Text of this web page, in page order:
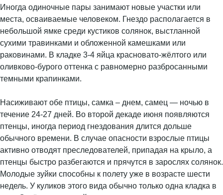
Иногда одиночные пары занимают новые участки или
места, осваиваемые человеком. Гнездо располагается в
небольшой ямке среди кустиков солянок, выстланной
сухими травинками и обложенной камешками или
раковинами. В кладке 3-4 яйца красновато-жёлтого или
оливково-бурого оттенка с равномерно разбросанными
темными крапинками.
Насиживают обе птицы, самка – днем, самец — ночью в
течение 24-27 дней. Во второй декаде июня появляются
птенцы, иногда период гнездования длится дольше
обычного времени. В случае опасности взрослые птицы
активно отводят преследователей, припадая на крыло, а
птенцы быстро разбегаются и прячутся в зарослях солянок.
Молодые зуйки способны к полету уже в возрасте шести
недель. У куликов этого вида обычно только одна кладка в